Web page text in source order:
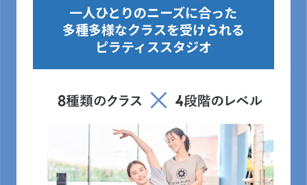
一人ひとりのニーズに合った
多種多様なクラスを受けられる
ピラティススタジオ